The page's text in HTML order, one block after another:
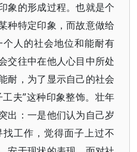
象的形成过程。也就是个
种特定印象，而故意做给
人的社会地位和能耐有
交往中在他人心目中所处
耐，为了显示自己的社会
夫”这种印象整饰。壮年
出：一是他们认为自己岁
工作，觉得面子上过不